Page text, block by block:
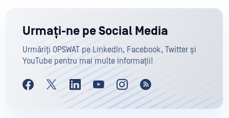
Urmați-ne pe Social Media
Urmăriți OPSWAT pe LinkedIn, Facebook, Twitter și
YouTube pentru mai multe informații!